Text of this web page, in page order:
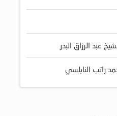
عبد الرزاق البدر
راتب النابلسي